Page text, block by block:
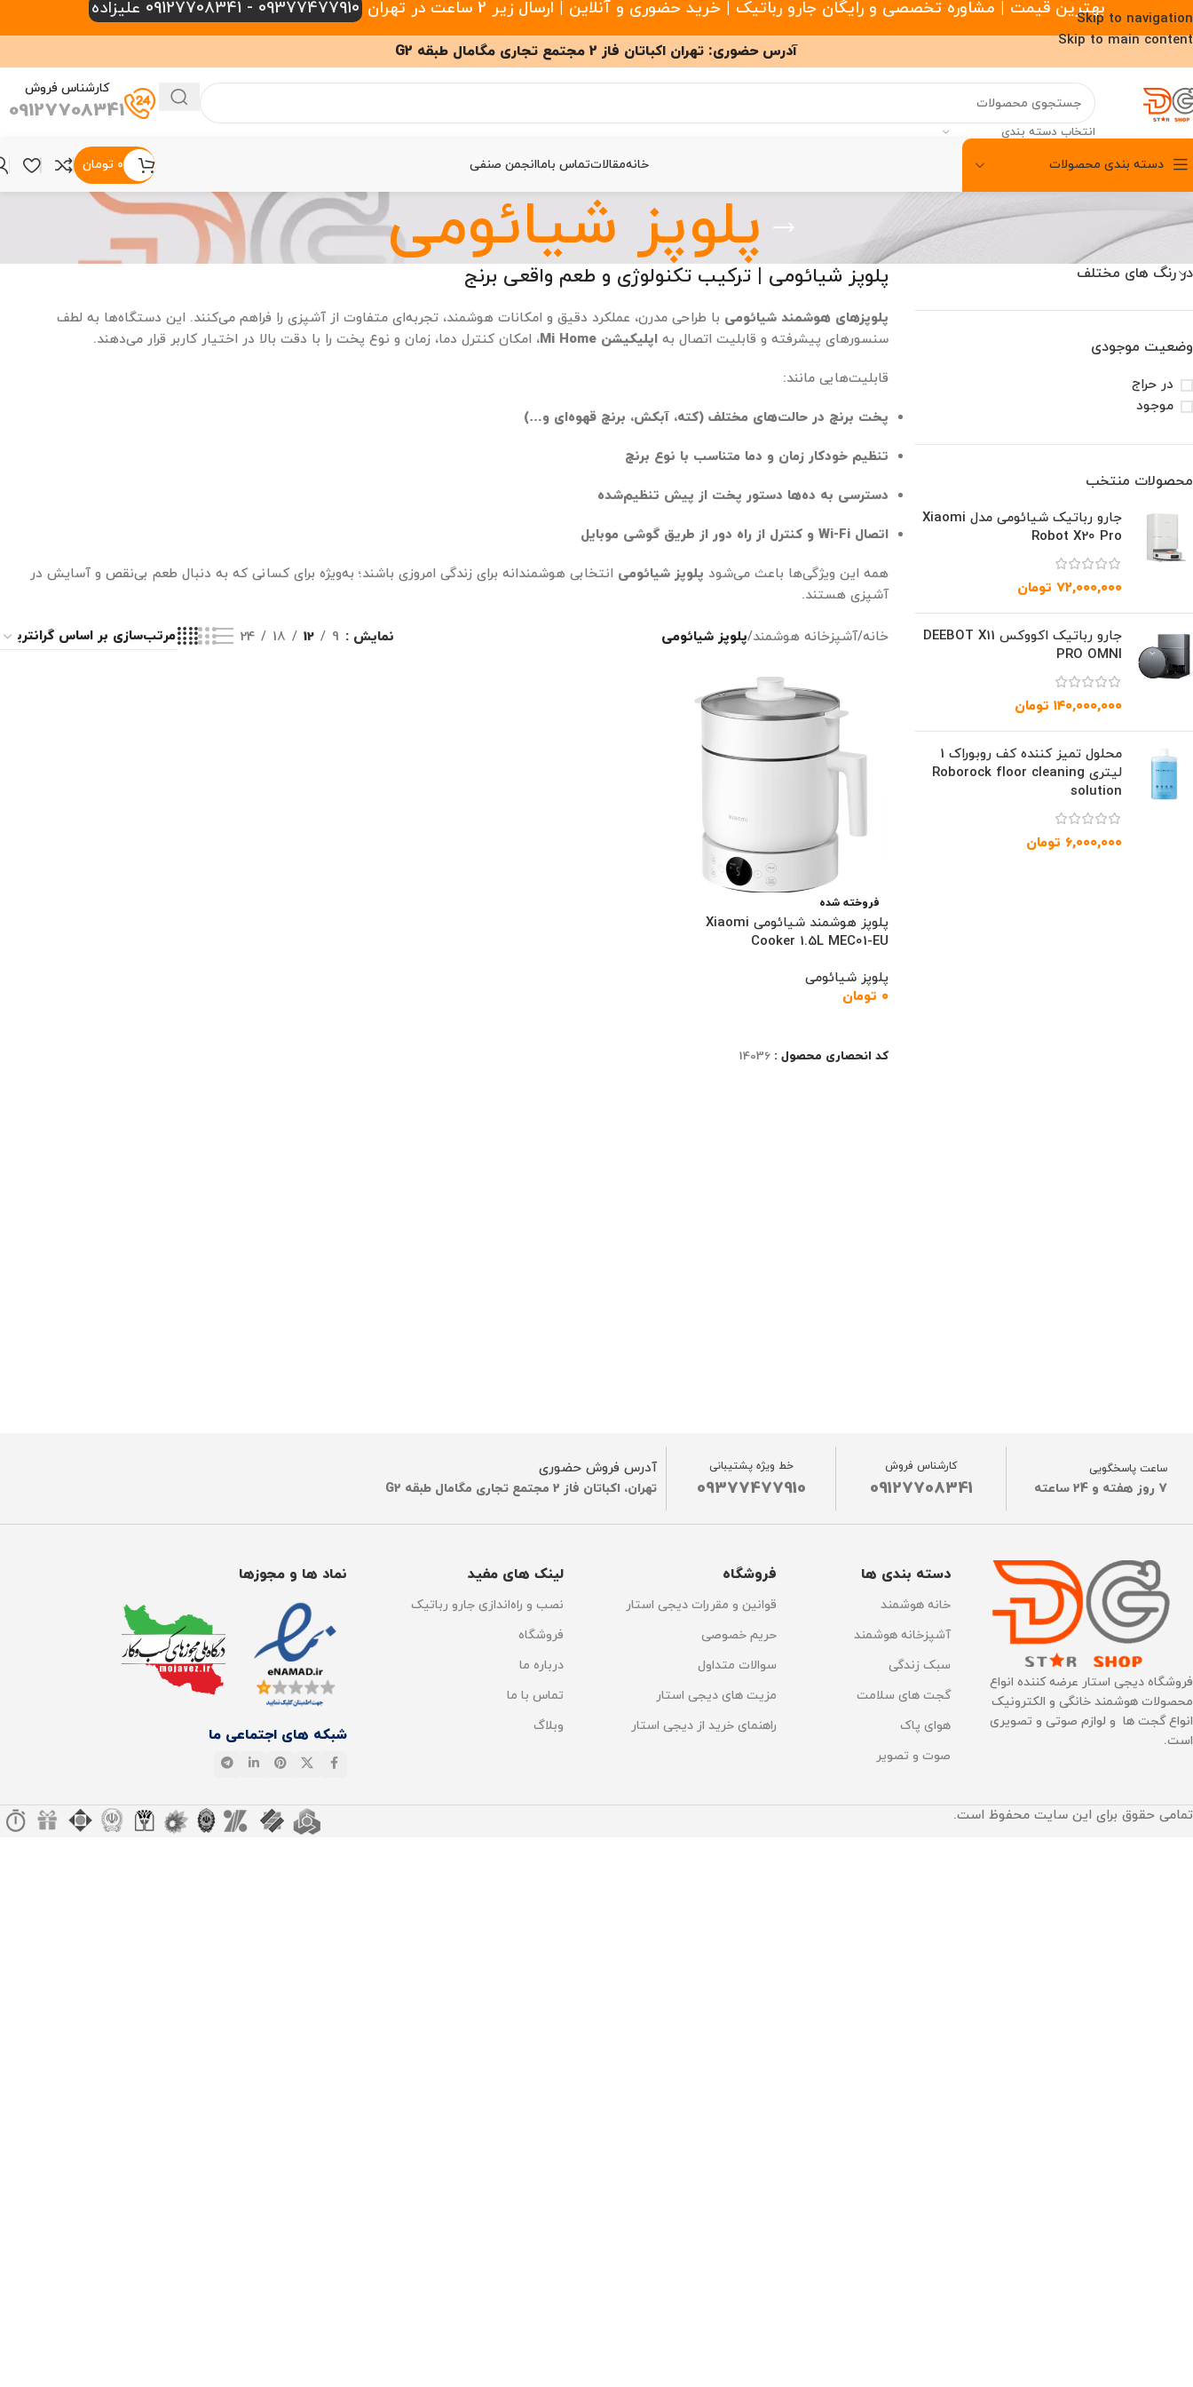
Skip to navigation
Skip to main content
بهترین قیمت | مشاوره تخصصی و رایگان جارو رباتیک | خرید حضوری و آنلاین | ارسال زیر 2 ساعت در تهران 09377477910 - 09127708341 علیزاده
آدرس حضوری: تهران اکباتان فاز 2 مجتمع تجاری مگامال طبقه G2
انتخاب دسته بندی
کارشناس فروش
09127708341
دسته بندی محصولات خانهمقالاتتماس باماانجمن صنفی ۰ تومان
پلوپز شیائومی
در رنگ های مختلف
وضعیت موجودی
در حراج
موجود
محصولات منتخب
جارو رباتیک شیائومی مدل Xiaomi
Robot X20 Pro
۷۲,۰۰۰,۰۰۰ تومان
جارو رباتیک اکووکس DEEBOT X11
PRO OMNI
۱۴۰,۰۰۰,۰۰۰ تومان
محلول تمیز کننده کف روبوراک 1
لیتری Roborock floor cleaning
solution
۶,۰۰۰,۰۰۰ تومان
پلوپز شیائومی | ترکیب تکنولوژی و طعم واقعی برنج
پلوپزهای هوشمند شیائومی با طراحی مدرن، عملکرد دقیق و امکانات هوشمند، تجربه‌ای متفاوت از آشپزی را فراهم می‌کنند. این دستگاه‌ها به لطف
سنسورهای پیشرفته و قابلیت اتصال بهاپلیکیشن Mi Home ، امکان کنترل دما، زمان و نوع پخت را با دقت بالا در اختیار کاربر قرار می‌دهند.
قابلیت‌هایی مانند:
پخت برنج در حالت‌های مختلف (کته، آبکش، برنج قهوه‌ای و…)
تنظیم خودکار زمان و دما متناسب با نوع برنج
دسترسی به ده‌ها دستور پخت از پیش تنظیم‌شده
اتصال Wi-Fi و کنترل از راه دور از طریق گوشی موبایل
همه این ویژگی‌ها باعث می‌شود پلوپز شیائومی انتخابی هوشمندانه برای زندگی امروزی باشند؛ به‌ویژه برای کسانی که به دنبال طعم بی‌نقص و آسایش در
آشپزی هستند.
خانه/آشپزخانه هوشمند/پلوپز شیائومی نمایش 9
12
18
24
فروخته شده
پلوپز هوشمند شیائومی Xiaomi
Cooker 1.5L MEC01-EU
پلوپز شیائومی
۰ تومان
کد انحصاری محصول :14036
ساعت پاسخگویی
7 روز هفته و 24 ساعته
کارشناس فروش
09127708341
خط ویژه پشتیبانی
09377477910
آدرس فروش حضوری
تهران، اکباتان فاز 2 مجتمع تجاری مگامال طبقه G2
فروشگاه دیجی استار عرضه کننده انواع
محصولات هوشمند خانگی و الکترونیک
انواع گجت ها و لوازم صوتی و تصویری
است.
دسته بندی ها
خانه هوشمند
آشپزخانه هوشمند
سبک زندگی
گجت های سلامت
هوای پاک
صوت و تصویر
فروشگاه
قوانین و مقررات دیجی استار
حریم خصوصی
سوالات متداول
مزیت های دیجی استار
راهنمای خرید از دیجی استار
لینک های مفید
نصب و راه‌اندازی جارو رباتیک
فروشگاه
درباره ما
تماس با ما
وبلاگ
نماد ها و مجوزها
شبکه های اجتماعی ما
تمامی حقوق برای این سایت محفوظ است.